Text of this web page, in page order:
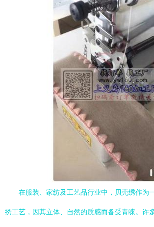
在服装、家纺及工艺品行业中，贝壳绣作为
绣工艺，因其立体、自然的质感而备受青睐。许